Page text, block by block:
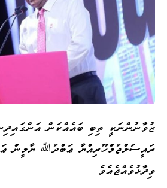
ޒުވާނުންނަކީ ތިބި ބައެއްކަން
ރައީސުލްޖުމްހޫރިއްޔާ ޢަބްދުﷲ ޔާމީން
ވިދާޅުވެއްޖެއެވެ.